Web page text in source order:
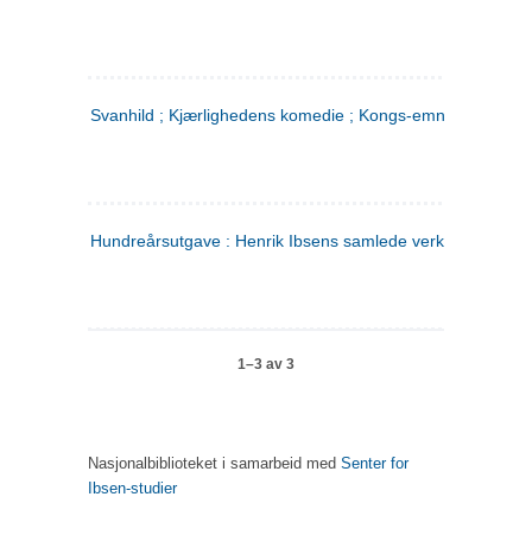
Svanhild ; Kjærlighedens komedie ; Kongs-emnerne
Hundreårsutgave : Henrik Ibsens samlede verker. 4
1–3 av 3
Nasjonalbiblioteket i samarbeid med Senter for
Ibsen-studier